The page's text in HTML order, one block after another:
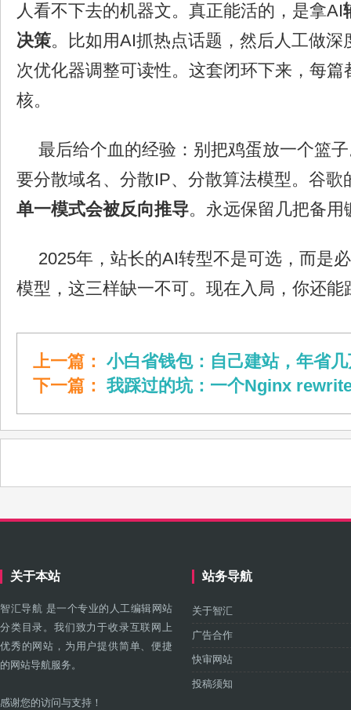
人看不下去的机器文。真正能活的，是拿AI
决策。比如用AI抓热点话题，然后人工做深
次优化器调整可读性。这套闭环下来，每篇
核。
最后给个血的经验：别把鸡蛋放一个篮
要分散域名、分散IP、分散算法模型。谷歌
单一模式会被反向推导。永远保留几把备用
2025年，站长的AI转型不是可选，而是
模型，这三样缺一不可。现在入局，你还能
上一篇： 小白省钱包：自己建站，年省
下一篇： 我踩过的坑：一个Nginx
关于本站
智汇导航 是一个专业的人工编辑网站
分类目录。我们致力于收录互联网上
优秀的网站，为用户提供简单、便捷
的网站导航服务。
感谢您的访问与支持！
站务导航
关于智汇
广告合作
快审网站
投稿须知